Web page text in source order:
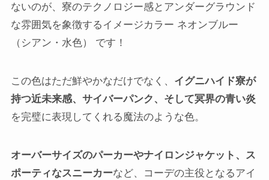
ないのが、寮のテクノロジー感とアンダーグラウンド
な雰囲気を象徴するイメージカラー ネオンブルー
（シアン・水色） です！
この色はただ鮮やかなだけでなく、 イグニハイド寮が
持つ近未来感、サイバーパンク、そして冥界の青い炎
を完璧に表現してくれる魔法のような色。
オーバーサイズのパーカーやナイロンジャケット、ス
ポーティなスニーカーなど、コーデの主役となるアイ